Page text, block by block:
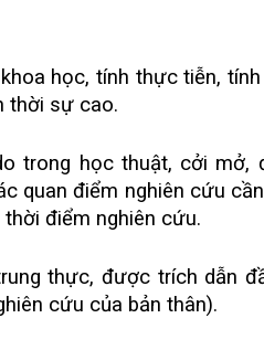
học, tính thực tiễn, tính
thời sự cao.
trong học thuật, cởi mở,
quan điểm nghiên cứu
điểm nghiên cứu.
thực, được trích dẫn
cứu của bản thân).